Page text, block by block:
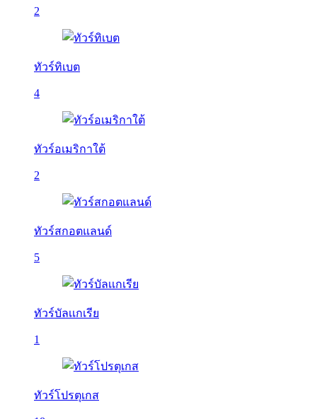
2
ทัวร์ทิเบต
4
ทัวร์อเมริกาใต้
2
ทัวร์สกอตแลนด์
5
ทัวร์บัลเเกเรีย
1
ทัวร์โปรตุเกส